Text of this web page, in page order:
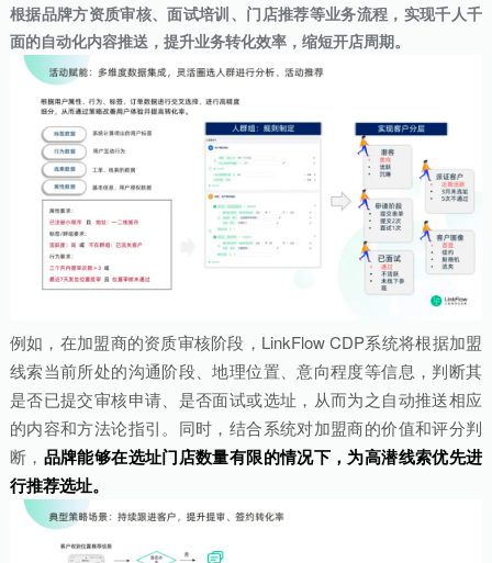
根据品牌方资质审核、面试培训、门店推荐等业务流程，实现千人千
面的自动化内容推送，提升业务转化效率，缩短开店周期。
例如，在加盟商的资质审核阶段，LinkFlow CDP系统将根据加盟
线索当前所处的沟通阶段、地理位置、意向程度等信息，判断其
是否已提交审核申请、是否面试或选址，从而为之自动推送相应
的内容和方法论指引。同时，结合系统对加盟商的价值和评分判
断， 品牌能够在选址门店数量有限的情况下，为高潜线索优先进
行推荐选址。